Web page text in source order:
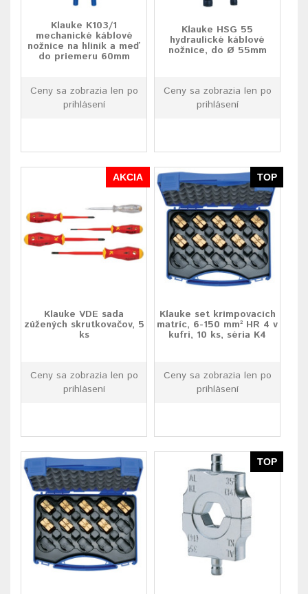
Klauke K103/1
mechanické káblové
nožnice na hliník a meď
do priemeru 60mm
Ceny sa zobrazia len po
prihlásení
Klauke HSG 55
hydraulické káblové
nožnice, do Ø 55mm
Ceny sa zobrazia len po
prihlásení
AKCIA
Klauke VDE sada
zúžených skrutkovačov, 5
ks
Ceny sa zobrazia len po
prihlásení
TOP
Klauke set krimpovacích
matríc, 6-150 mm² HR 4 v
kufri, 10 ks, séria K4
Ceny sa zobrazia len po
prihlásení
TOP